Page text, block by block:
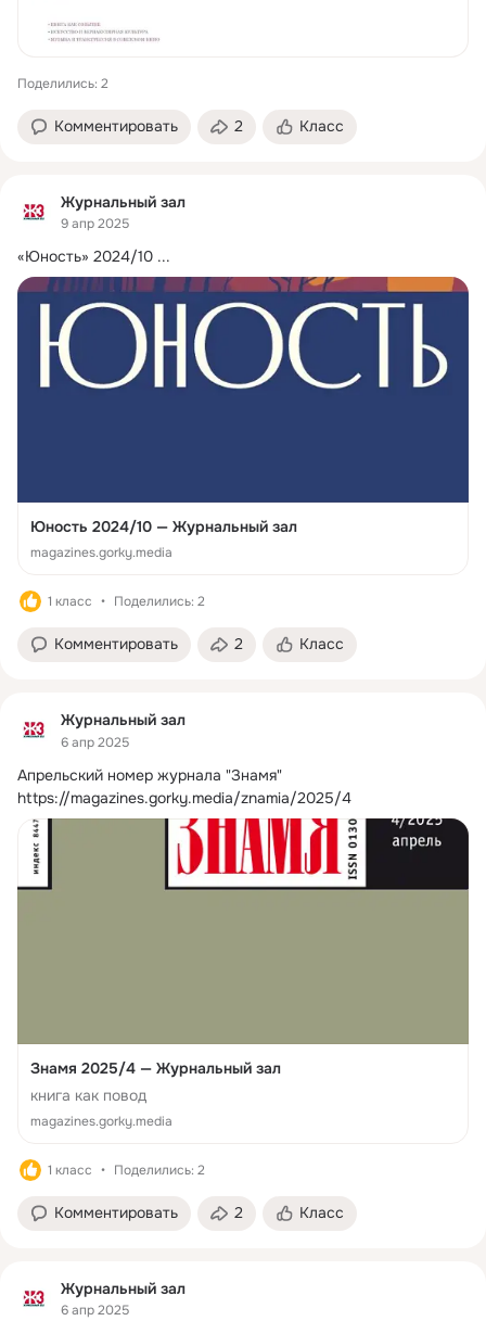
Поделились: 2
Комментировать 2 Класс
Журнальный зал
9 апр 2025
«Юность» 2024/10 ...
Юность 2024/10 — Журнальный зал
magazines.gorky.media
1 класс Поделились: 2
Комментировать 2 Класс
Журнальный зал
6 апр 2025
Апрельский номер журнала "Знамя"
https://magazines.gorky.media/znamia/2025/4
Знамя 2025/4 — Журнальный зал
книга как повод
magazines.gorky.media
1 класс Поделились: 2
Комментировать 2 Класс
Журнальный зал
6 апр 2025